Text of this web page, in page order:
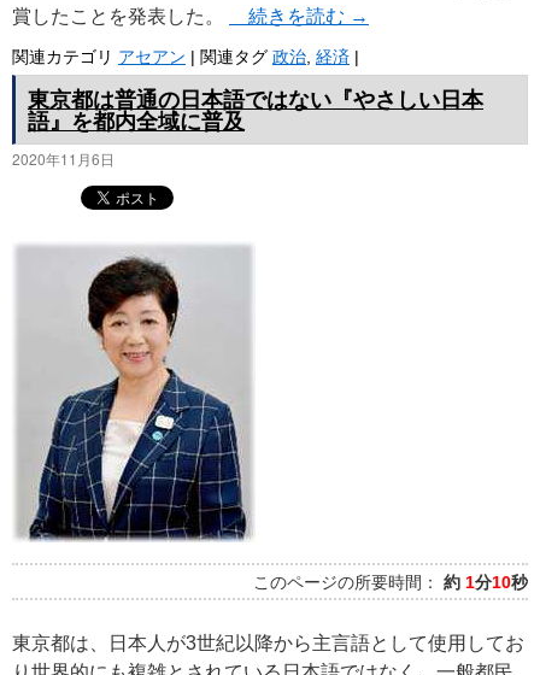
賞したことを発表した。
続きを読む →
関連カテゴリ アセアン | 関連タグ 政治, 経済 |
東京都は普通の日本語ではない『やさしい日本
語』を都内全域に普及
2020年11月6日
このページの所要時間： 約 1分10秒
東京都は、日本人が3世紀以降から主言語として使用してお